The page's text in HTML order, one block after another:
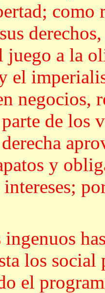
como
juego a la
el
negocios,
de los
y
ingenuos
los
el